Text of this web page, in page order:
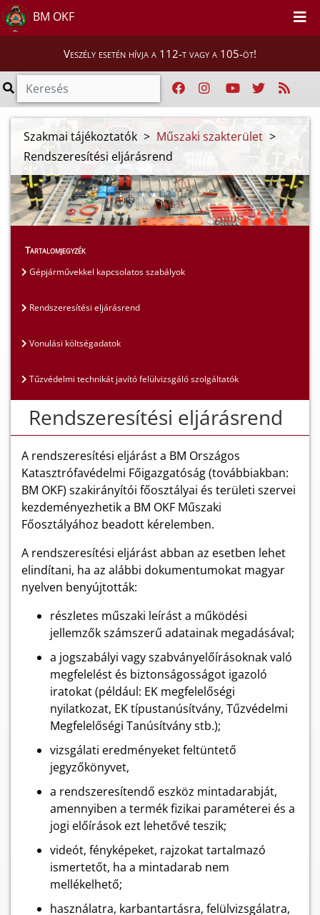
BM OKF
Veszély esetén hívja a 112-t vagy a 105-öt!
Szakmai tájékoztatók > Műszaki szakterület >
Rendszeresítési eljárásrend
Tartalomjegyzék
Gépjárművekkel kapcsolatos szabályok
Rendszeresítési eljárásrend
Vonulási költségadatok
Tűzvédelmi technikát javító felülvizsgáló szolgáltatók
Rendszeresítési eljárásrend
A rendszeresítési eljárást a BM Országos
Katasztrófavédelmi Főigazgatóság (továbbiakban:
BM OKF) szakirányítói főosztályai és területi szervei
kezdeményezhetik a BM OKF Műszaki
Főosztályához beadott kérelemben.
A rendszeresítési eljárást abban az esetben lehet
elindítani, ha az alábbi dokumentumokat magyar
nyelven benyújtották:
részletes műszaki leírást a működési
jellemzők számszerű adatainak megadásával;
a jogszabályi vagy szabványelőírásoknak való
megfelelést és biztonságosságot igazoló
iratokat (például: EK megfelelőségi
nyilatkozat, EK típustanúsítvány, Tűzvédelmi
Megfelelőségi Tanúsítvány stb.);
vizsgálati eredményeket feltüntető
jegyzőkönyvet,
a rendszeresítendő eszköz mintadarabját,
amennyiben a termék fizikai paraméterei és a
jogi előírások ezt lehetővé teszik;
videót, fényképeket, rajzokat tartalmazó
ismertetőt, ha a mintadarab nem
mellékelhető;
használatra, karbantartásra, felülvizsgálatra,